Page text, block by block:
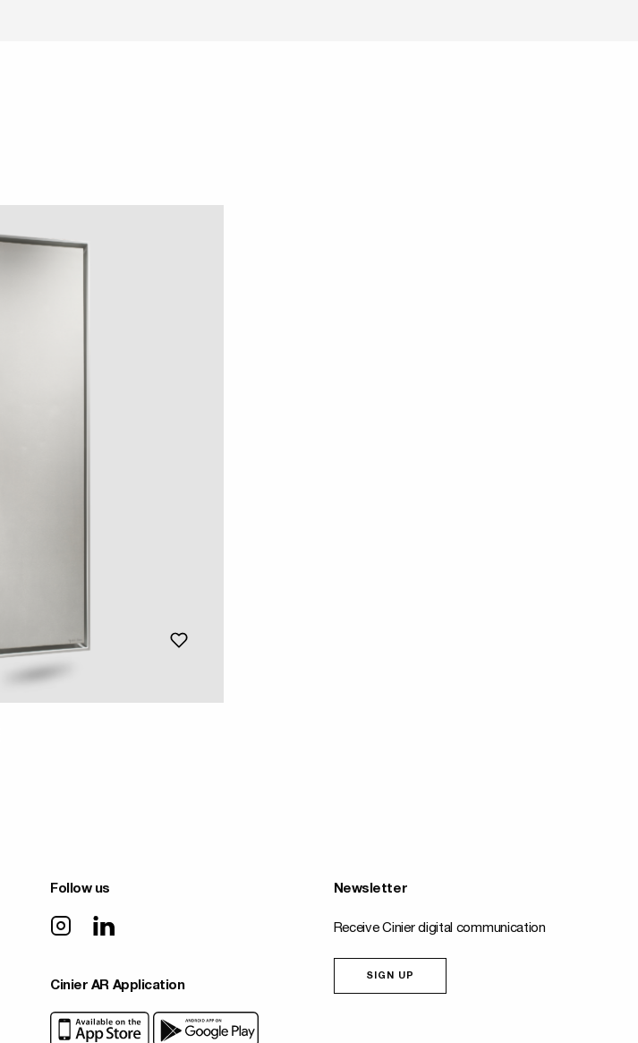
Follow us
Cinier AR Application
Newsletter
Receive Cinier digital communication
SIGN UP